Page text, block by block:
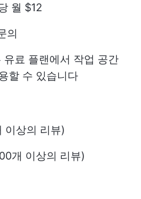
월 $12
의
유료 플랜에서 작업 공간
할 수 있습니다
상의 리뷰)
개 이상의 리뷰)